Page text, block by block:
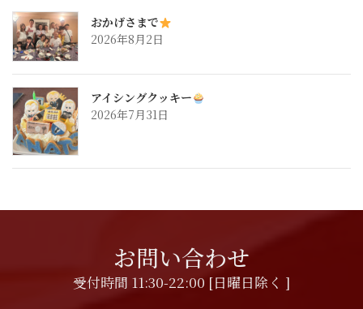
おかげさまで
2026年8月2日
アイシングクッキー
2026年7月31日
お問い合わせ
受付時間 11:30-22:00 [日曜日除く ]